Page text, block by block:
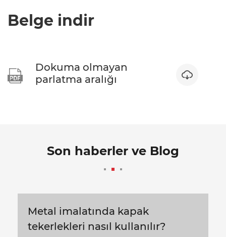
Belge indir

Dokuma olmayan
parlatma aralığı

Son haberler ve Blog
Metal imalatında kapak
tekerlekleri nasıl kullanılır?